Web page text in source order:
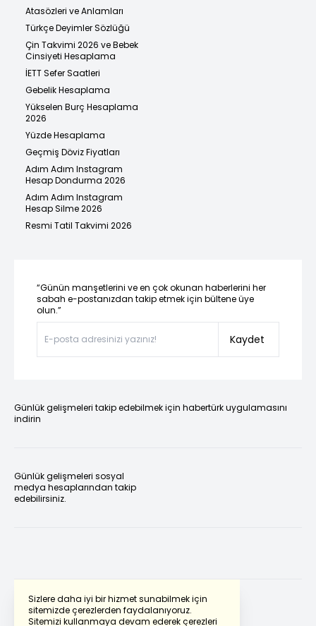
Sizlere daha iyi bir hizmet sunabilmek için
sitemizde çerezlerden faydalanıyoruz.
Sitemizi kullanmaya devam ederek çerezleri
Atasözleri ve Anlamları
Türkçe Deyimler Sözlüğü
Çin Takvimi 2026 ve Bebek
Cinsiyeti Hesaplama
İETT Sefer Saatleri
Gebelik Hesaplama
Yükselen Burç Hesaplama
2026
Yüzde Hesaplama
Geçmiş Döviz Fiyatları
Adım Adım Instagram
Hesap Dondurma 2026
Adım Adım Instagram
Hesap Silme 2026
Resmi Tatil Takvimi 2026
“Günün manşetlerini ve en çok okunan haberlerini her
sabah e-postanızdan takip etmek için bültene üye
olun.”
Kaydet
Günlük gelişmeleri takip edebilmek için habertürk uygulamasını
indirin
Günlük gelişmeleri sosyal
medya hesaplarından takip
edebilirsiniz.